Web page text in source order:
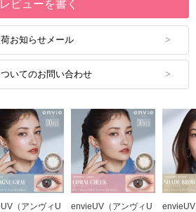
レビューを書く
荷お知らせメール
いてのお問い合わせ
（アンヴィU
envieUV（アンヴィU